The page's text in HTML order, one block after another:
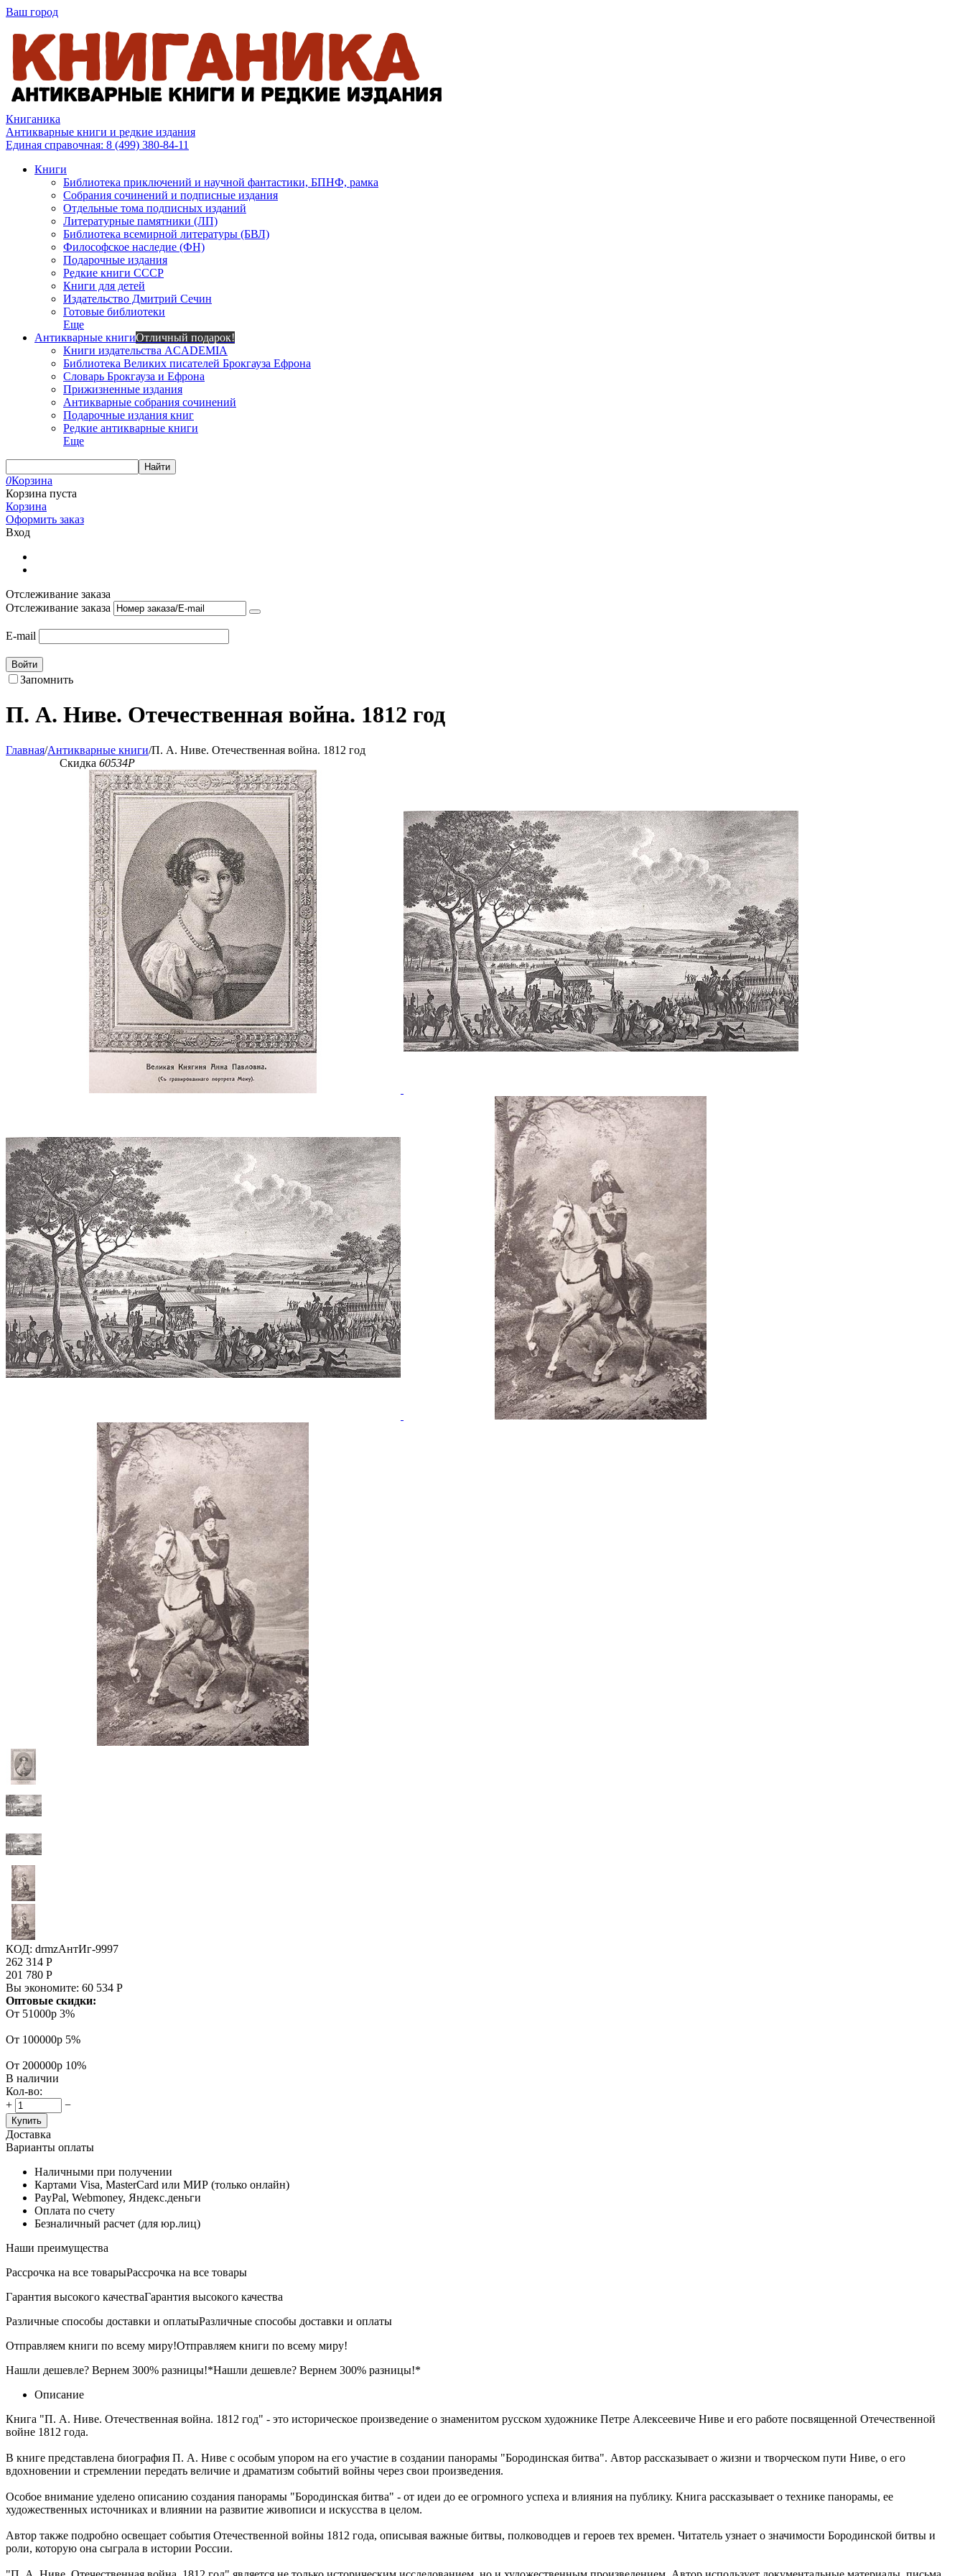
Ваш город
Книганика
Антикварные книги и редкие издания
Единая справочная: 8 (499) 380-84-11
Книги
Библиотека приключений и научной фантастики, БПНФ, рамка
Собрания сочинений и подписные издания
Отдельные тома подписных изданий
Литературные памятники (ЛП)
Библиотека всемирной литературы (БВЛ)
Философское наследие (ФН)
Подарочные издания
Редкие книги СССР
Книги для детей
Издательство Дмитрий Сечин
Готовые библиотеки
Еще
Антикварные книгиОтличный подарок!
Книги издательства ACADEMIA
Библиотека Великих писателей Брокгауза Ефрона
Словарь Брокгауза и Ефрона
Прижизненные издания
Антикварные собрания сочинений
Подарочные издания книг
Редкие антикварные книги
Еще
Найти
0Корзина
Корзина пуста
Корзина
Оформить заказ
Вход
Отслеживание заказа
Отслеживание заказа
E-mail
Войти
Запомнить
П. А. Ниве. Отечественная война. 1812 год
Главная/Антикварные книги/П. А. Ниве. Отечественная война. 1812 год
Скидка 60534Р
КОД: drmzАнтИг-9997
262 314 Р
201 780 Р
Вы экономите: 60 534 Р
Оптовые скидки:
От 51000р 3%
От 100000р 5%
От 200000р 10%
В наличии
Кол-во:
+
−
Купить
Доставка
Варианты оплаты
Наличными при получении
Картами Visa, MasterCard или МИР (только онлайн)
PayPal, Webmoney, Яндекс.деньги
Оплата по счету
Безналичный расчет (для юр.лиц)
Наши преимущества
Рассрочка на все товарыРассрочка на все товары
Гарантия высокого качестваГарантия высокого качества
Различные способы доставки и оплатыРазличные способы доставки и оплаты
Отправляем книги по всему миру!Отправляем книги по всему миру!
Нашли дешевле? Вернем 300% разницы!*Нашли дешевле? Вернем 300% разницы!*
Описание
Книга "П. А. Ниве. Отечественная война. 1812 год" - это историческое произведение о знаменитом русском художнике Петре Алексеевиче Ниве и его работе посвященной Отечественной
войне 1812 года.
В книге представлена биография П. А. Ниве с особым упором на его участие в создании панорамы "Бородинская битва". Автор рассказывает о жизни и творческом пути Ниве, о его
вдохновении и стремлении передать величие и драматизм событий войны через свои произведения.
Особое внимание уделено описанию создания панорамы "Бородинская битва" - от идеи до ее огромного успеха и влияния на публику. Книга рассказывает о технике панорамы, ее
художественных источниках и влиянии на развитие живописи и искусства в целом.
Автор также подробно освещает события Отечественной войны 1812 года, описывая важные битвы, полководцев и героев тех времен. Читатель узнает о значимости Бородинской битвы и
роли, которую она сыграла в истории России.